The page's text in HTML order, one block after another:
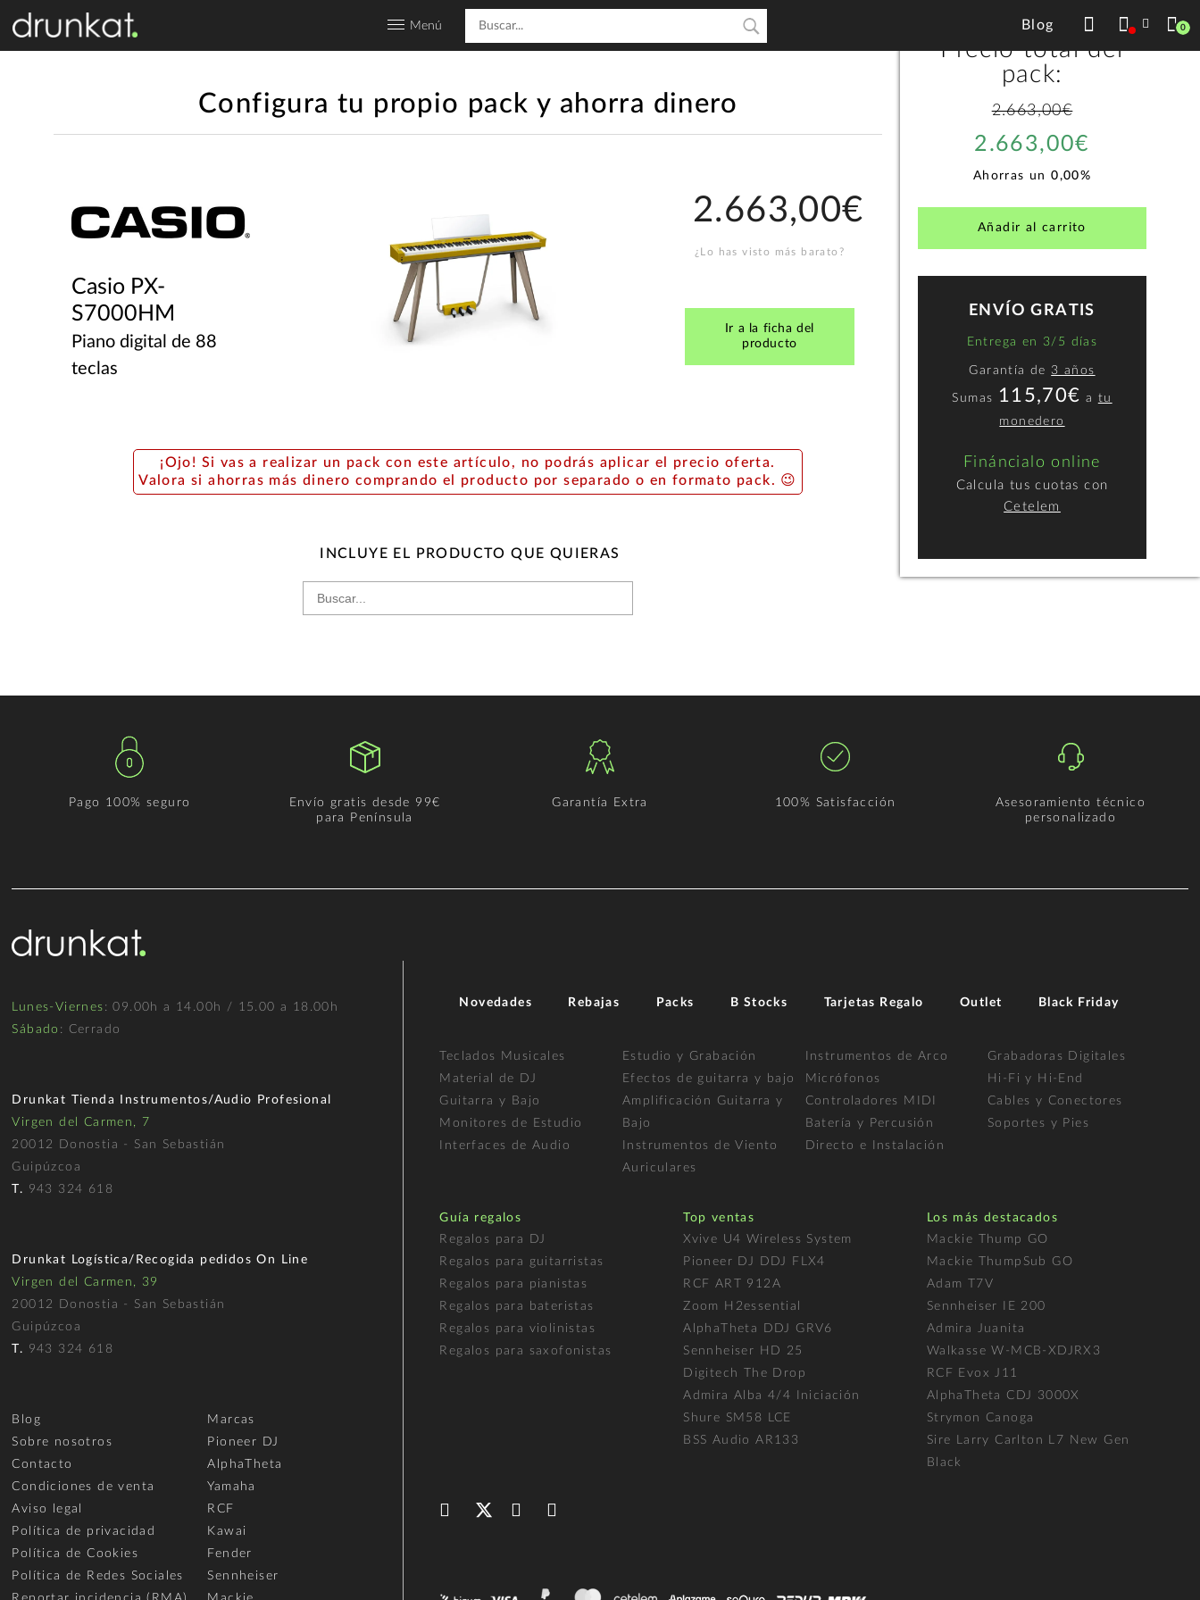
Menú Blog 0
Configura tu propio pack y ahorra dinero
Casio PX-
S7000HM
Piano digital de 88
teclas
2.663,00€
¿Lo has visto más barato?
Ir a la ficha del
producto
¡Ojo! Si vas a realizar un pack con este artículo, no podrás aplicar el precio oferta.
Valora si ahorras más dinero comprando el producto por separado o en formato pack. 😉
INCLUYE EL PRODUCTO QUE QUIERAS
Precio total del
pack:
2.663,00€
2.663,00€
Ahorras un0,00%
Añadir al carrito
ENVÍO GRATIS
Entrega en 3/5 días
Garantía de 3 años
Sumas 115,70€ a tu
monedero
Fináncialo online
Calcula tus cuotas con
Cetelem
Pago 100% seguro
Envío gratis desde 99€
para Península
Garantía Extra 100% Satisfacción
Asesoramiento técnico
personalizado
Lunes-Viernes : 09.00h a 14.00h / 15.00 a 18.00h
Sábado : Cerrado
Drunkat Tienda Instrumentos/Audio Profesional
Virgen del Carmen, 7
20012 Donostia - San Sebastián
Guipúzcoa
T. 943 324 618
Drunkat Logística/Recogida pedidos On Line
Virgen del Carmen, 39
20012 Donostia - San Sebastián
Guipúzcoa
T. 943 324 618
Blog
Sobre nosotros
Contacto
Condiciones de venta
Aviso legal
Política de privacidad
Política de Cookies
Política de Redes Sociales
Marcas
Pioneer DJ
AlphaTheta
Yamaha
RCF
Kawai
Fender
Sennheiser
Novedades Rebajas Packs B Stocks Tarjetas Regalo Outlet Black Friday
Teclados Musicales
Material de DJ
Guitarra y Bajo
Monitores de Estudio
Interfaces de Audio
Estudio y Grabación
Efectos de guitarra y bajo
Amplificación Guitarra y
Bajo
Instrumentos de Viento
Auriculares
Instrumentos de Arco
Micrófonos
Controladores MIDI
Batería y Percusión
Directo e Instalación
Grabadoras Digitales
Hi-Fi y Hi-End
Cables y Conectores
Soportes y Pies
Guía regalos
Regalos para DJ
Regalos para guitarristas
Regalos para pianistas
Regalos para bateristas
Regalos para violinistas
Regalos para saxofonistas
Top ventas
Xvive U4 Wireless System
Pioneer DJ DDJ FLX4
RCF ART 912A
Zoom H2essential
AlphaTheta DDJ GRV6
Sennheiser HD 25
Digitech The Drop
Admira Alba 4/4 Iniciación
Shure SM58 LCE
BSS Audio AR133
Los más destacados
Mackie Thump GO
Mackie ThumpSub GO
Adam T7V
Sennheiser IE 200
Admira Juanita
Walkasse W-MCB-XDJRX3
RCF Evox J11
AlphaTheta CDJ 3000X
Strymon Canoga
Sire Larry Carlton L7 New Gen
Black